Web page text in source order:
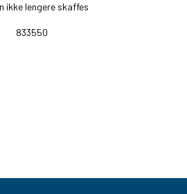
ikke lengere skaffes
833550